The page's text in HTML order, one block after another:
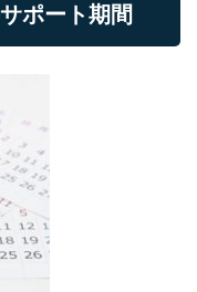
ポート期間